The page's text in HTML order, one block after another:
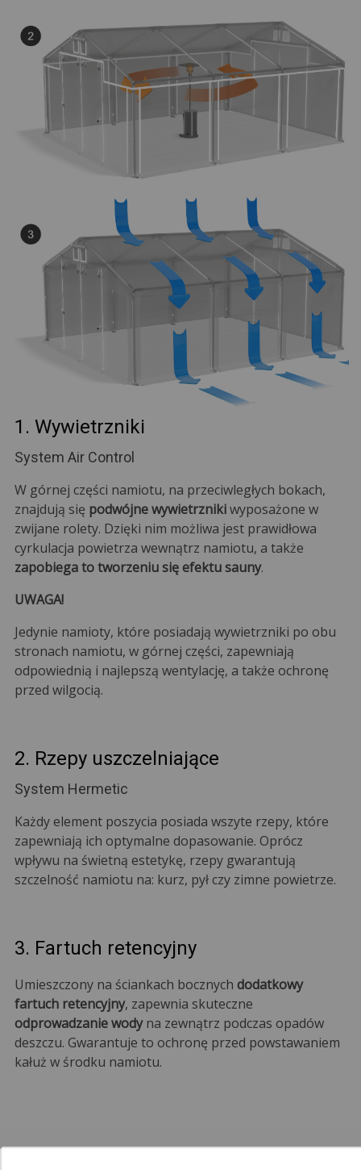
1. Wywietrzniki
System Air Control
W górnej części namiotu, na przeciwległych bokach,
znajdują się podwójne wywietrznikiwyposażone w
zwijane rolety. Dzięki nim możliwa jest prawidłowa
cyrkulacja powietrza wewnątrz namiotu, a także
zapobiega to tworzeniu się efektu sauny.
UWAGA!
Jedynie namioty, które posiadają wywietrzniki po obu
stronach namiotu, w górnej części, zapewniają
odpowiednią i najlepszą wentylację, a także ochronę
przed wilgocią.
2. Rzepy uszczelniające
System Hermetic
Każdy element poszycia posiada wszyte rzepy, które
zapewniają ich optymalne dopasowanie. Oprócz
wpływu na świetną estetykę, rzepy gwarantują
szczelność namiotu na: kurz, pył czy zimne powietrze.
3. Fartuch retencyjny
Umieszczony na ściankach bocznych dodatkowy
fartuch retencyjny, zapewnia skuteczne
odprowadzanie wodyna zewnątrz podczas opadów
deszczu. Gwarantuje to ochronę przed powstawaniem
kałuż w środku namiotu.